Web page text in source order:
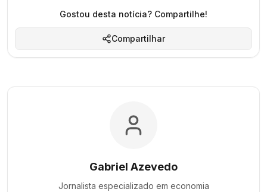
Gostou desta notícia? Compartilhe!
Compartilhar
Gabriel Azevedo
Jornalista especializado em economia